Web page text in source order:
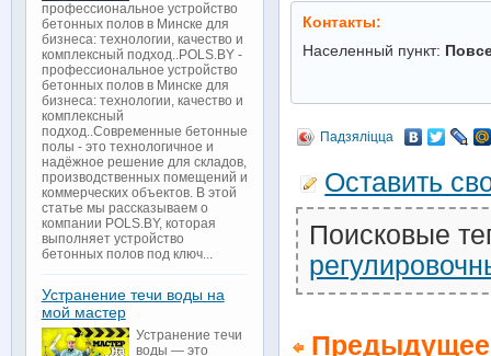
Контакты:
Населенный пункт:
Падзяліцца
Оставить
Поисковые
профессиональное устройство
бетонных полов в Минске для
бизнеса: технологии, качество и
комплексный подход..POLS.BY -
профессиональное устройство
бетонных полов в Минске для
бизнеса: технологии, качество и
комплексный
подход..Современные бетонные
полы - это технологичное и
надёжное решение для складов,
производственных помещений и
коммерческих объектов. В этой
статье мы рассказываем о
компании POLS.BY, которая
выполняет устройство
бетонных полов под ключ...
Устранение течи воды на
мой мастер
Устранение течи
воды — это